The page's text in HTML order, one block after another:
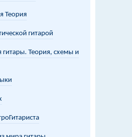
Теория
гитарой
Теория, схемы и